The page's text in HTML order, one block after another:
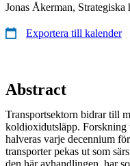
Jonas Åkerman,
Exportera till kalender
Abstract
Transportsektorn bidrar till
koldioxidutsläpp. Forskning
halveras varje decennium
transporter pekas ut som
den här avhandlingen, har